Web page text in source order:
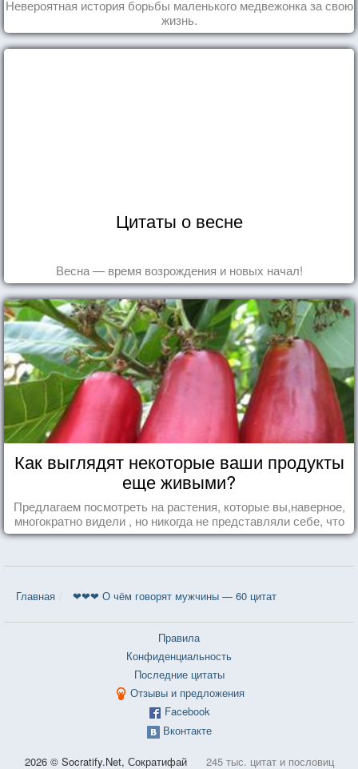
Невероятная история борьбы маленького медвежонка за свою
жизнь.
Цитаты о весне
Весна — время возрождения и новых начал!
Как выглядят некоторые ваши продукты
еще живыми?
Предлагаем посмотреть на растения, которые вы,наверное,
многократно видели , но никогда не представляли себе, что
употребляете их в пищу.
Главная ❤❤❤ О чём говорят мужчины — 60 цитат
Правила
Конфиденциальность
Последние цитаты
Отзывы и предложения
Facebook
Вконтакте
2026 © Socratify.Net, Сократифай 245 тыс. цитат и пословиц